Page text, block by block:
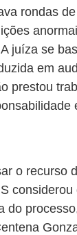
rondas
juíza se
em
prestou
o recurso
do